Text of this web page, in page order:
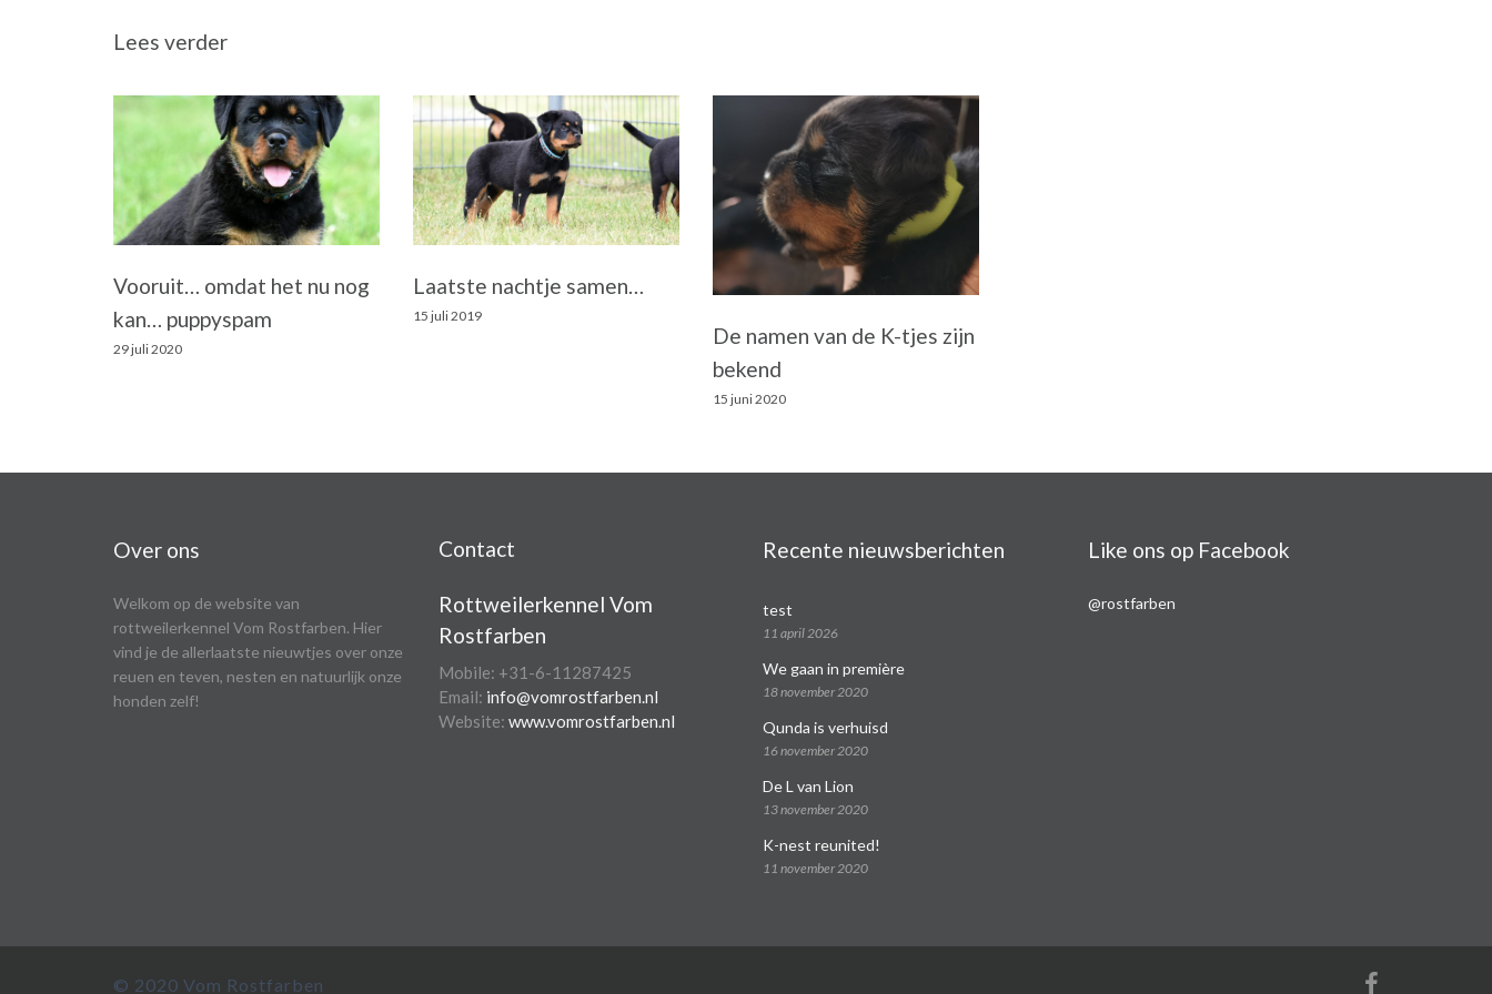
Lees verder
Vooruit… omdat het nu nog
kan… puppyspam
29 juli 2020
Laatste nachtje samen…
15 juli 2019
De namen van de K-tjes zijn
bekend
15 juni 2020
Over ons
Welkom op de website van
rottweilerkennel Vom Rostfarben. Hier
vind je de allerlaatste nieuwtjes over onze
reuen en teven, nesten en natuurlijk onze
honden zelf!
Contact
Rottweilerkennel Vom
Rostfarben
Mobile: +31-6-11287425
Email: info@vomrostfarben.nl
Website: www.vomrostfarben.nl
Recente nieuwsberichten
test
11 april 2026
We gaan in première
18 november 2020
Qunda is verhuisd
16 november 2020
De L van Lion
13 november 2020
K-nest reunited!
11 november 2020
Like ons op Facebook
@rostfarben
© 2020 Vom Rostfarben